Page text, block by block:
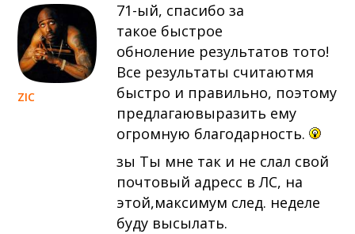
ZIC
71-ый, спасибо за
такое быстрое
обноление результатов тото!
Все результаты считаютмя
быстро и правильно, поэтому
предлагаювыразить ему
огромную благодарность.
зы Ты мне так и не слал свой
почтовый адресс в ЛС, на
этой,максимум след. неделе
буду высылать.